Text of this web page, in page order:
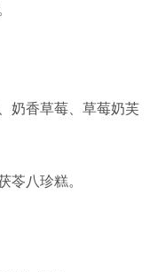
奶香草莓、草莓奶芙
苓八珍糕。